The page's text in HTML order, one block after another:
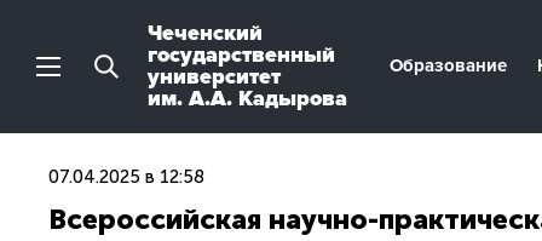
Чеченский
государственный
университет
им. А.А. Кадырова
Образование
07.04.2025 в 12:58
Всероссийская научно-